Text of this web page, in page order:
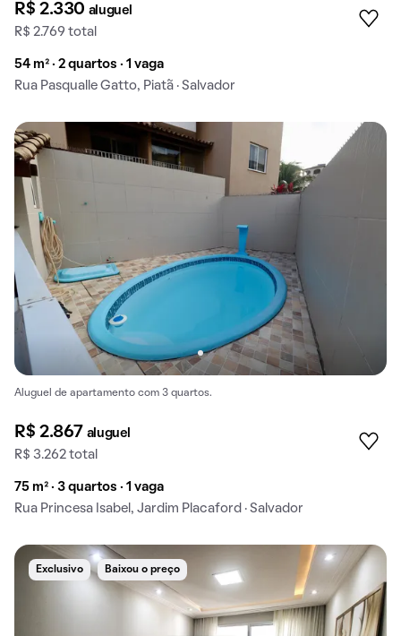
R$ 2.330 aluguel
R$ 2.769 total
54 m² · 2 quartos · 1 vaga
Rua Pasqualle Gatto, Piatã · Salvador
Aluguel de apartamento com 3 quartos.
R$ 2.867 aluguel
R$ 3.262 total
75 m² · 3 quartos · 1 vaga
Rua Princesa Isabel, Jardim Placaford · Salvador
Exclusivo Baixou o preço